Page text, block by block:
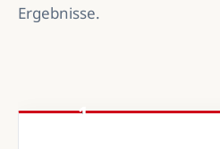
Ergebnisse.
1